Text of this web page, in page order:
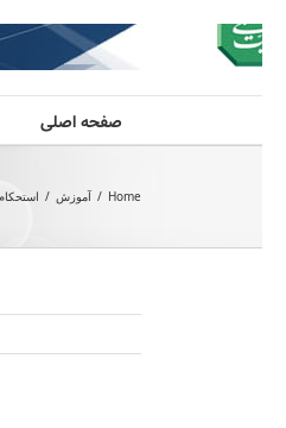
صفحه اصلی
Home
/ آموزش /